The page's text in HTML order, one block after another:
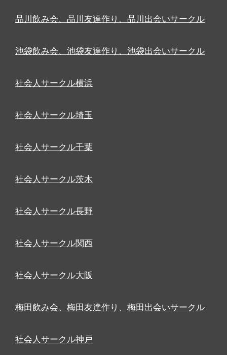
品川飲み会、品川友達作り、品川出会いサークル
池袋飲み会、池袋友達作り、池袋出会いサークル
社会人サークル横浜
社会人サークル埼玉
社会人サークル千葉
社会人サークル茨木
社会人サークル長野
社会人サークル関西
社会人サークル大阪
梅田飲み会、梅田友達作り、梅田出会いサークル
社会人サークル神戸